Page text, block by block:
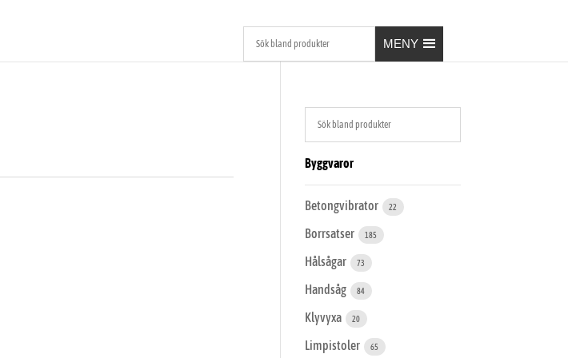
MENY
Byggvaror
Betongvibrator 22
Borrsatser 185
Hålsågar 73
Handsåg 84
Klyvyxa 20
Limpistoler 65